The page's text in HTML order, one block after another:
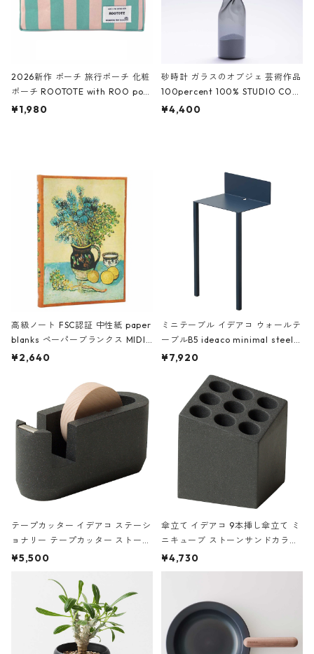
2026新作 ポーチ 旅行ポーチ 化粧
ポーチ ROOTOTE with ROO pou
ch 3532 ルートート WR.ポーチ.ラ
¥1,980
砂時計 ガラスのオブジェ 芸術作品
100percent 100% STUDIO COH
AKU Timeless 100パーセント ス
¥4,400
高級ノート FSC認証 中性紙 paper
blanks ペーパーブランクス MIDI
ハードカバー 罫線 ヴァン・ゴッホ
¥2,640
ミニテーブル イデアコ ウォールテ
ーブルB5 ideaco minimal steel f
urniture WALL Table B5 ネイビー
¥7,920
テープカッター イデアコ ステーシ
ョナリー テープカッター ストーン
サンドカラー 石調 ideaco Station
¥5,500
傘立て イデアコ 9本挿し傘立て ミ
ニキューブ ストーンサンドカラー
石調 ideaco Umbrella Stand CUB
E ストーンサンドブラック
¥4,730